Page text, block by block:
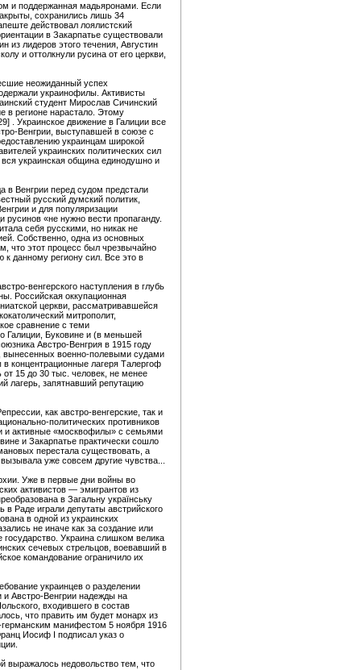
и поддержанная мадьяронами. Если
сохранились лишь 34
действовал лоялистский
в Закарпатье существовали
из лидеров этого течения, Августин
и оттолкнули русина от его церкви,
неожиданный успех
украинофилы. Активисты
студент Мирослав Сичинский
в регионе нарастало. Этому
. Украинское движение в Галиции все
Венгрии, выступавшей в союзе с
украинцам широкой
украинских политических сил
украинская община единодушно и
в Венгрии перед судом предстали
русский думский политик,
и для популяризации
русинов «не нужно вести пропаганду.
себя русскими, но никак не
Собственно, одна из основных
что этот процесс был чрезвычайно
к данному региону сил. Все это в
венгерского наступления в глубь
Российская оккупационная
церкви, рассматривавшейся
митрополит,
сравнение с теми
Галиции, Буковине и (в меньшей
Австро-Венгрия в 1915 году
вынесенных военно-полевыми судами
концентрационные лагеря Талергоф
15 до 30 тыс. человек, не менее
лагерь, запятнавший репутацию
как австро-венгерские, так и
политических противников
и активные «москвофилы» с семьями
и Закарпатье практически сошло
перестала существовать, а
уже совсем другие чувства...
Уже в первые дни войны во
активистов — эмигрантов из
в Загальну украïнську
Раде играли депутаты австрийского
в одной из украинских
не иначе как за создание или
государство. Украина слишком велика
сечевых стрельцов, воевавший в
командование ограничило их
украинцев о разделении
и Австро-Венгрии надежды на
входившего в состав
что править им будет монарх из
германским манифестом 5 ноября 1916
Иосиф I подписал указ о
выражалось недовольство тем, что